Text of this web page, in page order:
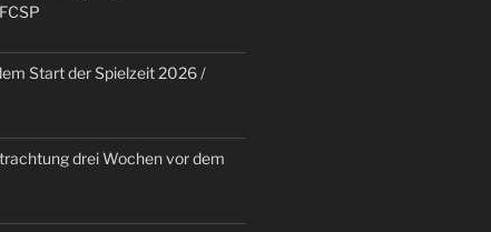
Start der Spielzeit 2026 /
drei Wochen vor dem